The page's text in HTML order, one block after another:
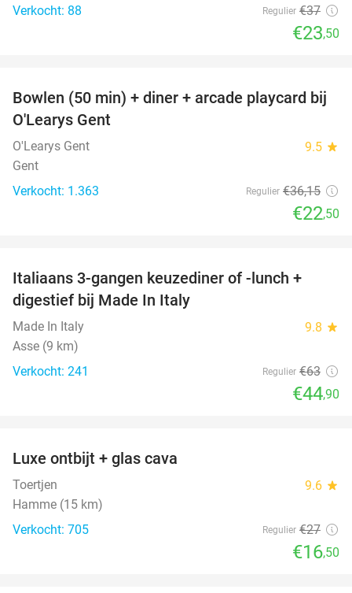
Verkocht: 88 Regulier €37
€23,50
38%
Bowlen (50 min) + diner + arcade playcard bij
O'Learys Gent
O'Learys Gent 9.5 star
Gent
Verkocht: 1.363
Regulier €36,15
€22,50
Italiaans 3-gangen keuzediner of -lunch +
digestief bij Made In Italy
Made In Italy 9.8 star
Asse (9 km)
Verkocht: 241
Regulier €63
€44,90
Luxe ontbijt + glas cava
Toertjen 9.6 star
Hamme (15 km)
Verkocht: 705
Regulier €27
€16,50